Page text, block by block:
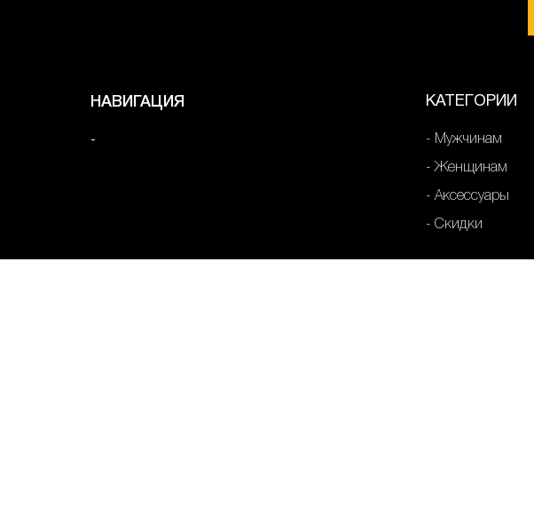
НАВИГАЦИЯ КАТЕГОРИИ
Мужчинам
Женщинам
Аксессуары
Скидки